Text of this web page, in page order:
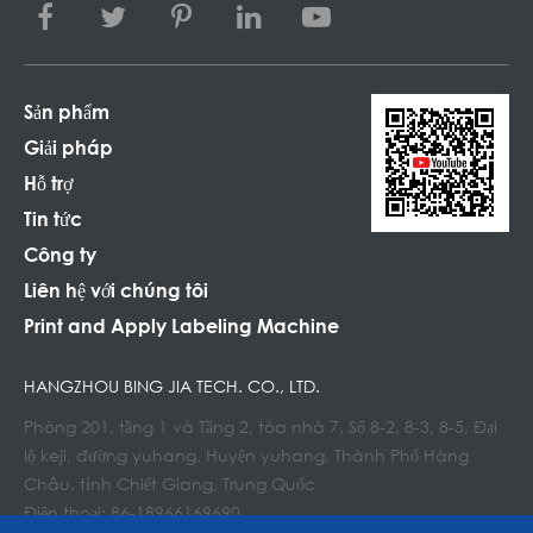
Sản phẩm
Giải pháp
Hỗ trợ
Tin tức
Công ty
Liên hệ với chúng tôi
Print and Apply Labeling Machine
HANGZHOU BING JIA TECH. CO., LTD.
Phòng 201, tầng 1 và Tầng 2, tòa nhà 7, Số 8-2, 8-3, 8-5, Đại
lộ keji, đường yuhang, Huyện yuhang, Thành Phố Hàng
Châu, tỉnh Chiết Giang, Trung Quốc
Điện thoại: 86-18966169690